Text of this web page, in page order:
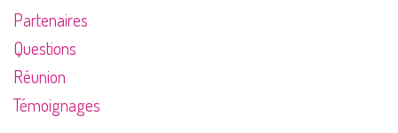
Partenaires
Questions
Réunion
Témoignages